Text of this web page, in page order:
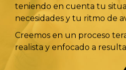
teniendo en cuenta tu
necesidades y tu ritmo de
Creemos en un proceso
realista y enfocado a